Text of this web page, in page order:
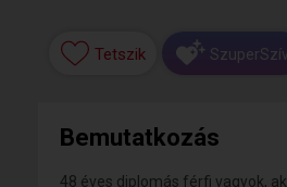
Tetszik SzuperSzív
Bemutatkozás
48 éves diplomás férfi vagyok,